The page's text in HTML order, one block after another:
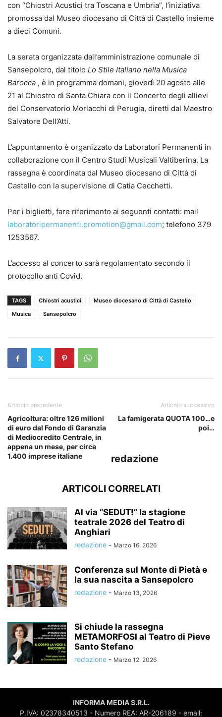
con “Chiostri Acustici tra Toscana e Umbria”, l’iniziativa
promossa dal Museo diocesano di Città di Castello insieme
a dieci Comuni.
La serata organizzata dall’amministrazione comunale di
Sansepolcro, dal titolo Lo Stile Italiano nella Musica
Barocca , è in programma domani, giovedì 20 agosto alle
21 al Chiostro di Santa Chiara con il Concerto degli allievi
del Conservatorio Morlacchi di Perugia, diretti dal Maestro
Salvatore Dell’Atti.
L’appuntamento è organizzato da Laboratori Permanenti in
collaborazione con il Centro Studi Musicali Valtiberina. La
rassegna è coordinata dal Museo diocesano di Città di
Castello con la supervisione di Catia Cecchetti.
Per i biglietti, fare riferimento ai seguenti contatti: mail
laboratoripermanenti.promotion@gmail.com; telefono 379
1253567.
L’accesso al concerto sarà regolamentato secondo il
protocollo anti Covid.
TAGS Chiostri acustici
Museo diocesano di Città di Castello
Musica
Sansepolcro
Articolo precedente
Agricoltura: oltre 126 milioni
di euro dal Fondo di Garanzia
di Mediocredito Centrale, in
appena un mese, per circa
1.400 imprese italiane
Articolo successivo
La famigerata QUOTA 100…e
poi…
redazione
ARTICOLI CORRELATI
Al via “SEDUT!” la stagione
teatrale 2026 del Teatro di
Anghiari
redazione - Marzo 16, 2026
Conferenza sul Monte di Pietà e
la sua nascita a Sansepolcro
redazione - Marzo 13, 2026
Si chiude la rassegna
METAMORFOSI al Teatro di Pieve
Santo Stefano
redazione - Marzo 12, 2026
INFORMA MEDIA S.R.L.
P.IVA: 02378340513 - Numero REA: AR-206189 - email: